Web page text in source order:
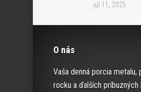
júl 11, 2025
O nás
Vaša denná porcia metalu,
rocku a ďalších príbuzných